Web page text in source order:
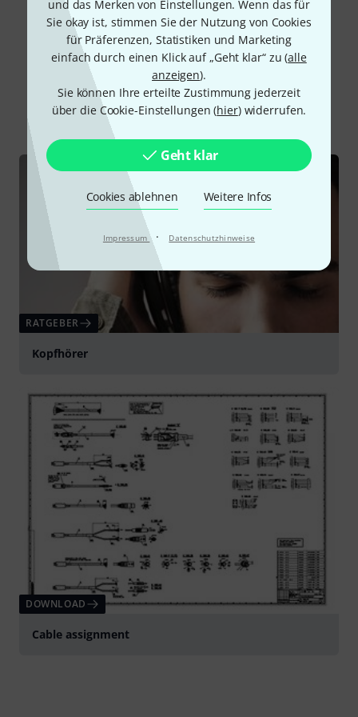
und das Merken von Einstellungen. Wenn das für
Sie okay ist, stimmen Sie der Nutzung von Cookies
für Präferenzen, Statistiken und Marketing
einfach durch einen Klick auf „Geht klar“ zu (alle
anzeigen).
Sie können Ihre erteilte Zustimmung jederzeit
über die Cookie-Einstellungen (hier) widerrufen.
Geht klar
Cookies ablehnen Weitere Infos
Impressum · Datenschutzhinweise
Schon gewusst?
Alle Ratgeber Downloads
RATGEBER
Kopfhörer
DOWNLOAD
Cable assignment